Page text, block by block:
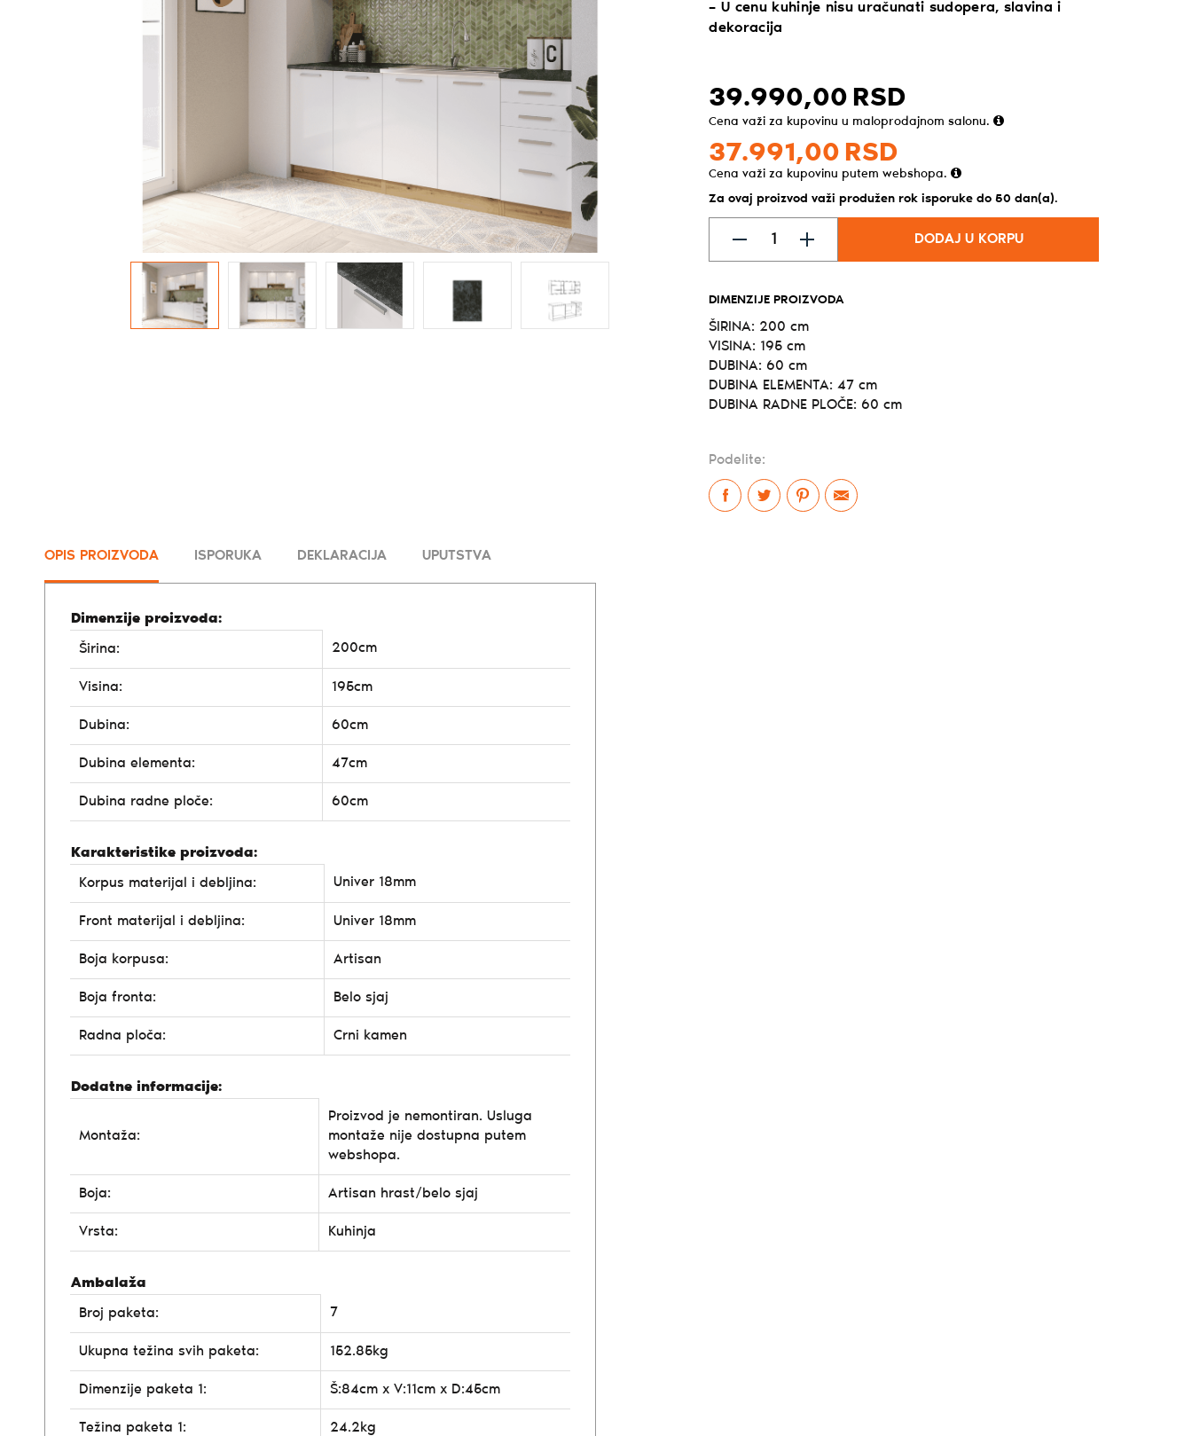
– U cenu kuhinje nisu uračunati sudopera, slavina i
dekoracija
39.990,00 RSD
Cena važi za kupovinu u maloprodajnom salonu.
37.991,00 RSD
Cena važi za kupovinu putem webshopa.
Za ovaj proizvod važi produžen rok isporuke do 50 dan(a).
DODAJ U KORPU
DIMENZIJE PROIZVODA
ŠIRINA: 200 cm
VISINA: 195 cm
DUBINA: 60 cm
DUBINA ELEMENTA: 47 cm
DUBINA RADNE PLOČE: 60 cm
Podelite:
OPIS PROIZVODA ISPORUKA DEKLARACIJA UPUTSTVA
Dimenzije proizvoda:
Širina:
200cm
Visina: 195cm
Dubina: 60cm
Dubina elementa: 47cm
Dubina radne ploče: 60cm
Karakteristike proizvoda:
Korpus materijal i debljina:
Univer 18mm
Front materijal i debljina: Univer 18mm
Boja korpusa: Artisan
Boja fronta: Belo sjaj
Radna ploča: Crni kamen
Dodatne informacije:
Montaža:
Proizvod je nemontiran. Usluga
montaže nije dostupna putem
webshopa.
Boja: Artisan hrast/belo sjaj
Vrsta: Kuhinja
Ambalaža
Broj paketa:
7
Ukupna težina svih paketa: 152.85kg
Dimenzije paketa 1: Š:84cm x V:11cm x D:45cm
Težina paketa 1: 24.2kg